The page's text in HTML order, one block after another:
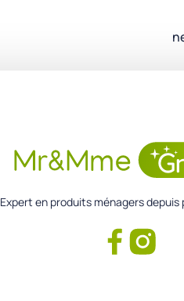
Expert en produits ménagers depuis